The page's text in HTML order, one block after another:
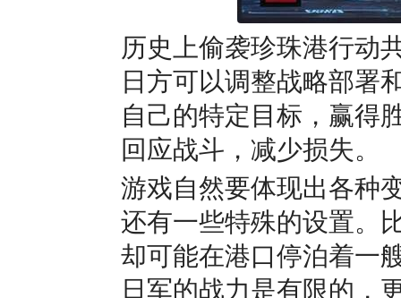
历史上偷袭珍珠港行动
日方可以调整战略部署
自己的特定目标，赢得
回应战斗，减少损失。
游戏自然要体现出各种
还有一些特殊的设置。
却可能在港口停泊着一
日军的战力是有限的，